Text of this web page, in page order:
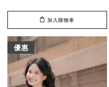
加入購物車
優惠